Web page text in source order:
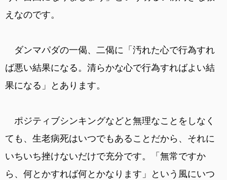
えなのです。
ダンマパダの一偈、二偈に「汚れた心で行為すれ
ば悪い結果になる。清らかな心で行為すればよい結
果になる」とあります。
ポジティブシンキングなどと無理なことをしなく
ても、生老病死はいつでもあることだから、それに
いちいち挫けないだけで充分です。「無常ですか
ら、何とかすれば何とかなります」という風にいつ